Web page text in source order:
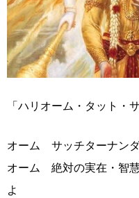
「ハリオーム・タット・
オーム サッチターナン
オーム 絶対の実在・智
よ